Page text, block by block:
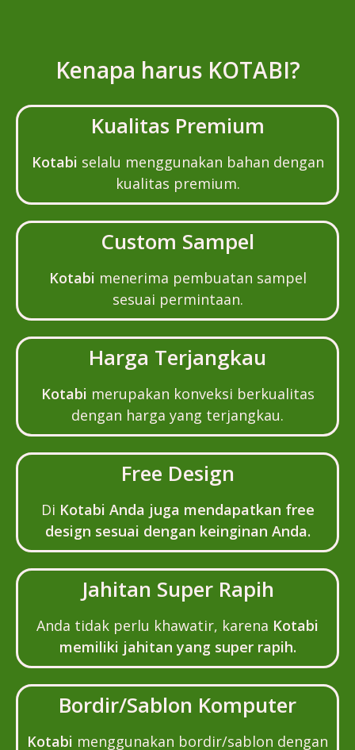
Kenapa harus KOTABI?
Kualitas Premium
Kotabi selalu menggunakan bahan dengan
kualitas premium.
Custom Sampel
Kotabi menerima pembuatan sampel
sesuai permintaan.
Harga Terjangkau
Kotabi merupakan konveksi berkualitas
dengan harga yang terjangkau.
Free Design
Di Kotabi Anda juga mendapatkan free
design sesuai dengan keinginan Anda.
Jahitan Super Rapih
Anda tidak perlu khawatir, karena Kotabi
memiliki jahitan yang super rapih.
Bordir/Sablon Komputer
Kotabi menggunakan bordir/sablon dengan